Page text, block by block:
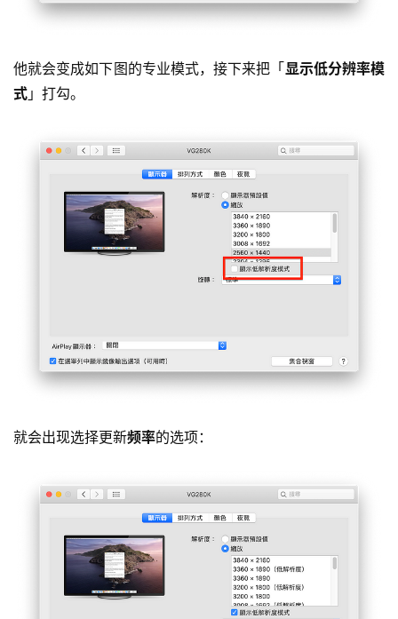
他就会变成如下图的专业模式，接下来把「显示低分辨率模
式 」打勾。
就会出现选择更新频率的选项：